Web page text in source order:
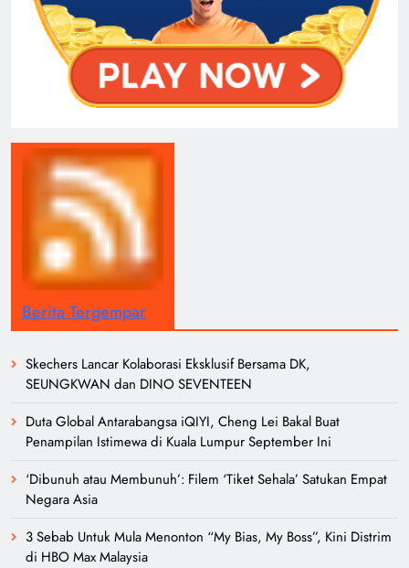
Berita Tergempar
Skechers Lancar Kolaborasi Eksklusif Bersama DK,
SEUNGKWAN dan DINO SEVENTEEN
Duta Global Antarabangsa iQIYI, Cheng Lei Bakal Buat
Penampilan Istimewa di Kuala Lumpur September Ini
‘Dibunuh atau Membunuh’: Filem ‘Tiket Sehala’ Satukan Empat
Negara Asia
3 Sebab Untuk Mula Menonton “My Bias, My Boss”, Kini Distrim
di HBO Max Malaysia